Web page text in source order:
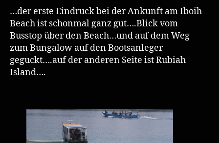
…der erste Eindruck bei der Ankunft am Iboih
Beach ist schonmal ganz gut….Blick vom
Busstop über den Beach…und auf dem Weg
zum Bungalow auf den Bootsanleger
geguckt….auf der anderen Seite ist Rubiah
Island….